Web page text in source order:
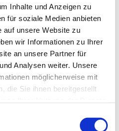
Inhalte und Anzeigen zu
für soziale Medien anbieten
auf unsere Website zu
wir Informationen zu Ihrer
an unsere Partner für
Analysen weiter. Unsere
möglicherweise mit
die Sie ihnen bereitgestellt
eingesetzten
diesen Nachteil, können
Umwälzwirkung und
Der entwickelte und
Brenner vereint die Vorteile
zusätzliche Lufteinbringung)
und damit guter
Das Projektteam
aufweist und damit der
der Ziegelöfen